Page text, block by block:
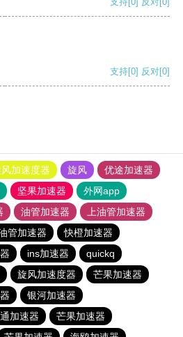
支持[0] 反对[0]
加速度器 旋风
优途加速器
坚果加速器
外网app
油管加速器
上油管加速器
管加速器
快橙加速器
ins加速器
quickq
旋风加速度器
芒果加速器
银河加速器
加速器
芒果加速器